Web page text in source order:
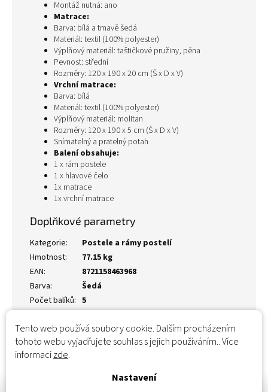
Tento web používá soubory cookie. Dalším procházením
tohoto webu vyjadřujete souhlas s jejich používáním.. Více
informacízde.
Nastavení
Montáž nutná: ano
Matrace:
Barva: bílá a tmavě šedá
Materiál: textil (100% polyester)
Výplňový materiál: taštičkové pružiny, pěna
Pevnost: střední
Rozměry: 120 x 190 x 20 cm (Š x D x V)
Vrchní matrace:
Barva: bílá
Materiál: textil (100% polyester)
Výplňový materiál: molitan
Rozměry: 120 x 190 x 5 cm (Š x D x V)
Snímatelný a pratelný potah
Balení obsahuje:
1 x rám postele
1 x hlavové čelo
1x matrace
1x vrchní matrace
Doplňkové parametry
Kategorie:
Postele a rámy postelí
Hmotnost:
77.15 kg
EAN:
8721158463968
Barva:
Šedá
Počet balíků: 5